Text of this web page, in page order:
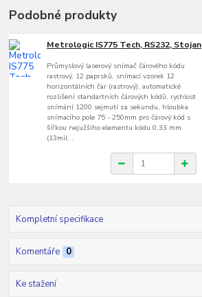
Podobné produkty
Metrologic IS775 Tech, RS232, Stojan
Průmyslový laserový snímač čárového kódu
rastrový, 12 paprsků, snímací vzorek 12
horizontálních čar (rastrový), automatické
rozlišení standartních čárových kódů, rychlost
snímání 1200 sejmutí za sekundu, hloubka
snímacího pole 75 - 250mm pro čárový kód s
šířkou nejužšího elementu kódu 0,33 mm
(13mil...
Kompletní specifikace
Komentáře 0
Ke stažení